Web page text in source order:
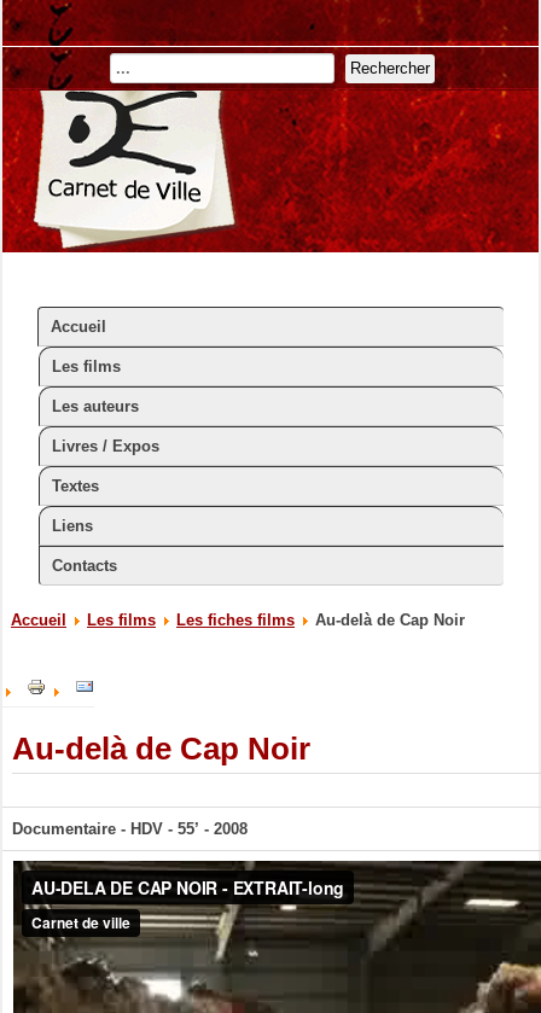
Rechercher
Accueil
Les films
Les auteurs
Livres / Expos
Textes
Liens
Contacts
Accueil Les films Les fiches films Au-delà de Cap Noir
Au-delà de Cap Noir
Documentaire - HDV - 55’ - 2008